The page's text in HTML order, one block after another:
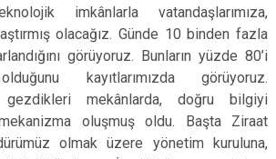
imkânlarla vatandaşlarımıza,
olacağız. Günde 10 binden fazla
görüyoruz. Bunların yüzde 80’i
kayıtlarımızda görüyoruz.
gezdikleri mekânlarda, doğru bilgiyi
oluşmuş oldu. Başta Ziraat
olmak üzere yönetim kuruluna,